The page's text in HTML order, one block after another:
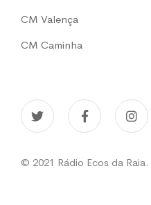
CM Valença
CM Caminha
© 2021 Rádio Ecos da